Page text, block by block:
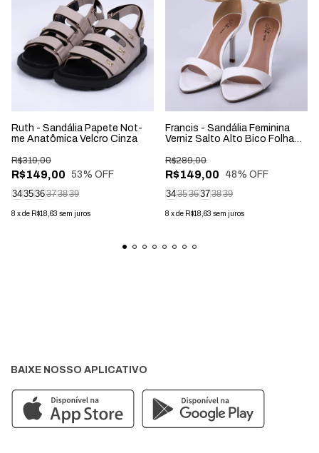
Ruth - Sandália Papete Not-
me Anatômica Velcro Cinza
R$149,00
R$319,00
53% OFF
343536373839
8 xde R$18,63 sem juros
Francis - Sandália Feminina
Verniz Salto Alto Bico Folha
R$149,00
R$289,00
48% OFF
343536373839
8 xde R$18,63 sem juros
BAIXE NOSSO APLICATIVO